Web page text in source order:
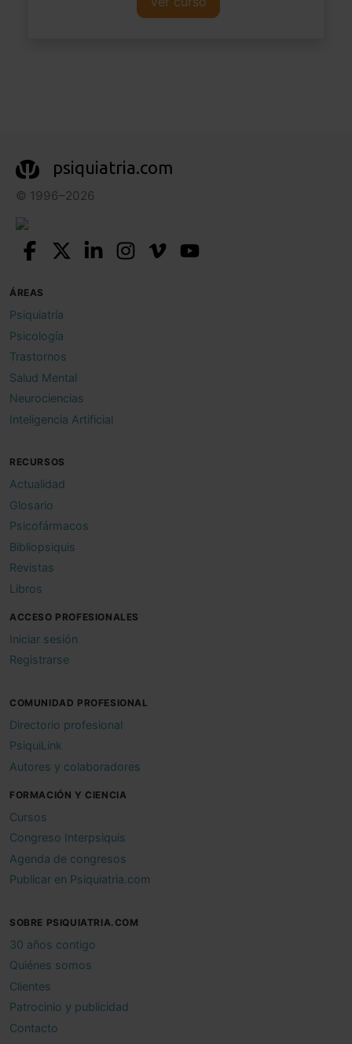
psiquiatria.com
© 1996–2026
ÁREAS
Psiquiatría
Psicología
Trastornos
Salud Mental
Neurociencias
Inteligencia Artificial
RECURSOS
Actualidad
Glosario
Psicofármacos
Bibliopsiquis
Revistas
Libros
ACCESO PROFESIONALES
Iniciar sesión
Registrarse
COMUNIDAD PROFESIONAL
Directorio profesional
PsiquiLink
Autores y colaboradores
FORMACIÓN Y CIENCIA
Cursos
Congreso Interpsiquis
Agenda de congresos
Publicar en Psiquiatria.com
SOBRE PSIQUIATRIA.COM
30 años contigo
Quiénes somos
Clientes
Patrocinio y publicidad
Contacto